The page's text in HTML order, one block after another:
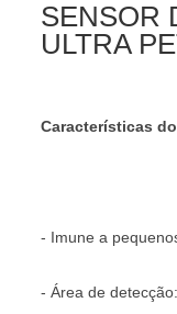
SENSOR
ULTRA
Características
- Imune a
- Área de